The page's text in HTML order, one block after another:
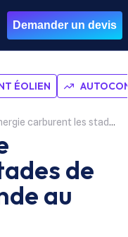
Demander un devis
ÉOLIEN
les stades de la coupe du monde au Qatar ?
de
au